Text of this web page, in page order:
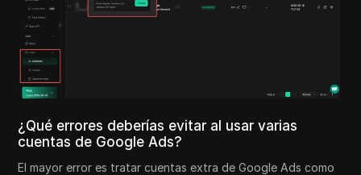
¿Qué errores deberías evitar al usar varias
cuentas de Google Ads?
El mayor error es tratar cuentas extra de Google Ads como